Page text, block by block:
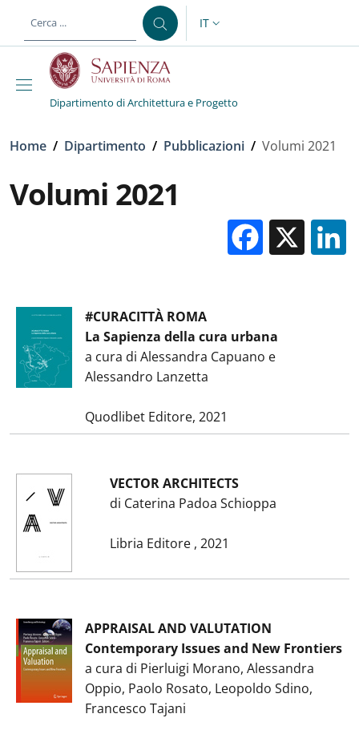
al contenuto principale
SELETTORE LINGUA:
IT
Dipartimento di Architettura e Progetto
Briciole di pane
Home / Dipartimento / Pubblicazioni / Volumi 2021
Volumi 2021
X
#CURACITTÀ ROMA
La Sapienza della cura urbana
a cura di Alessandra Capuano e
Alessandro Lanzetta
Quodlibet Editore, 2021
VECTOR ARCHITECTS
di Caterina Padoa Schioppa
Libria Editore , 2021
APPRAISAL AND VALUTATION
Contemporary Issues and New Frontiers
a cura di Pierluigi Morano, Alessandra
Oppio, Paolo Rosato, Leopoldo Sdino,
Francesco Tajani